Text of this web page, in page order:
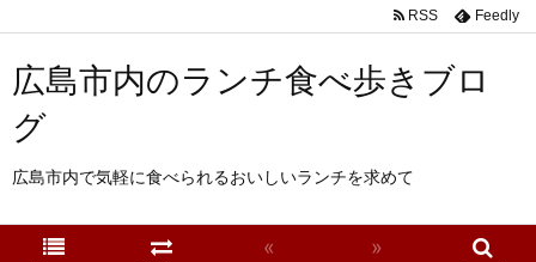
広島市内のランチ食べ歩きブロ
グ
広島市内で気軽に食べられるおいしいランチを求めて
« »
RSS Feedly